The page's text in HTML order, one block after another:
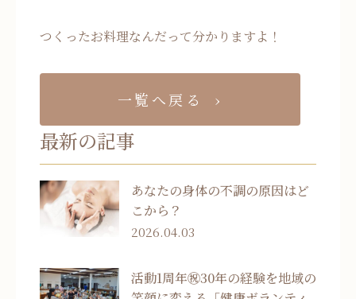
つくったお料理なんだって分かりますよ！
一覧へ戻る
最新の記事
あなたの身体の不調の原因はど
こから？
2026.04.03
活動1周年㊗30年の経験を地域の